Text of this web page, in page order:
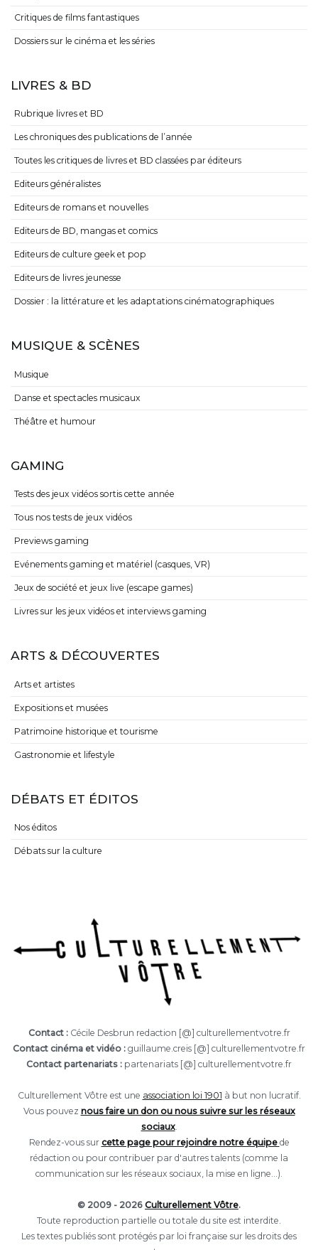
Critiques de films fantastiques
Dossiers sur le cinéma et les séries
LIVRES & BD
Rubrique livres et BD
Les chroniques des publications de l’année
Toutes les critiques de livres et BD classées par éditeurs
Editeurs généralistes
Editeurs de romans et nouvelles
Editeurs de BD, mangas et comics
Editeurs de culture geek et pop
Editeurs de livres jeunesse
Dossier : la littérature et les adaptations cinématographiques
MUSIQUE & SCÈNES
Musique
Danse et spectacles musicaux
Théâtre et humour
GAMING
Tests des jeux vidéos sortis cette année
Tous nos tests de jeux vidéos
Previews gaming
Evénements gaming et matériel (casques, VR)
Jeux de société et jeux live (escape games)
Livres sur les jeux vidéos et interviews gaming
ARTS & DÉCOUVERTES
Arts et artistes
Expositions et musées
Patrimoine historique et tourisme
Gastronomie et lifestyle
DÉBATS ET ÉDITOS
Nos éditos
Débats sur la culture
Contact :Cécile Desbrun redaction [@] culturellementvotre.fr
Contact cinéma et vidéo : guillaume.creis [@] culturellementvotre.fr
Contact partenariats : partenariats [@] culturellementvotre.fr
Culturellement Vôtre est une association loi 1901 à but non lucratif.
Vous pouvez nous faire un don ou nous suivre sur les réseaux
sociaux.
Rendez-vous sur cette page pour rejoindre notre équipe de
rédaction ou pour contribuer par d'autres talents (comme la
communication sur les réseaux sociaux, la mise en ligne...).
© 2009 - 2026 Culturellement Vôtre.
Toute reproduction partielle ou totale du site est interdite.
Les textes publiés sont protégés par loi française sur les droits des